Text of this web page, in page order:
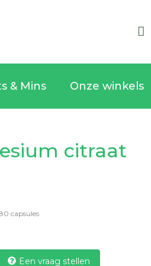
& Mins Onze winkels
citraat
capsules
Een vraag stellen